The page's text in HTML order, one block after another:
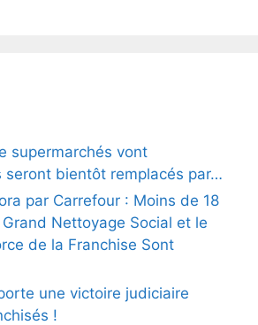
supermarchés vont
seront bientôt remplacés par…
par Carrefour : Moins de 18
Nettoyage Social et le
de la Franchise Sont
une victoire judiciaire
!